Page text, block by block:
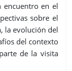
encuentro en el
sobre el
la evolución del
del contexto
de la visita